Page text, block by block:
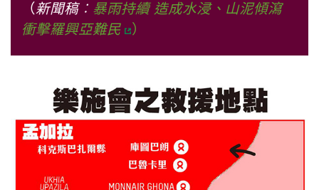
（新聞稿︰ 暴雨持續 造成水浸、山泥傾瀉
衝擊羅興亞難民
）